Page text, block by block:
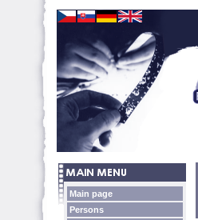
Main page
Persons